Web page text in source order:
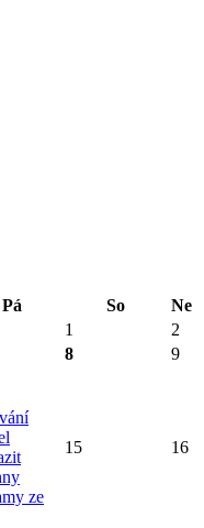
Pá So
Ne
1
2
8 9
ze
15 16